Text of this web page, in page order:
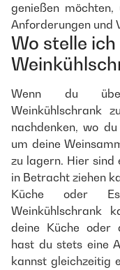
genießen
Anforderungen und
Wo stelle ich
Wenn du
Weinkühlschrank
nachdenken, wo
um deine
zu lagern. Hier sind
in Betracht ziehen
Küche oder
Weinkühlschrank
deine Küche oder
hast du stets eine
kannst gleichzeitig